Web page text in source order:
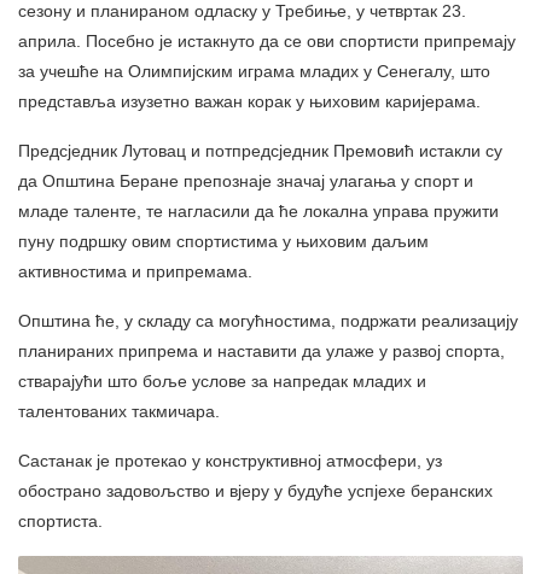
сезону и планираном одласку у Требиње, у четвртак 23.
априла. Посебно је истакнуто да се ови спортисти припремају
за учешће на Олимпијским играма младих у Сенегалу, што
представља изузетно важан корак у њиховим каријерама.
Предсједник Лутовац и потпредсједник Премовић истакли су
да Општина Беране препознаје значај улагања у спорт и
младе таленте, те нагласили да ће локална управа пружити
пуну подршку овим спортистима у њиховим даљим
активностима и припремама.
Општина ће, у складу са могућностима, подржати реализацију
планираних припрема и наставити да улаже у развој спорта,
стварајући што боље услове за напредак младих и
талентованих такмичара.
Састанак је протекао у конструктивној атмосфери, уз
обострано задовољство и вјеру у будуће успјехе беранских
спортиста.